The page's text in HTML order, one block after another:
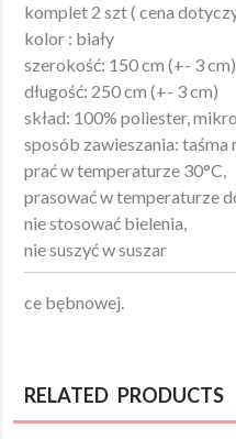
komplet 2 szt ( cena
kolor : biały
szerokość: 150 cm (+- 3 cm)
długość: 250 cm (+- 3 cm)
skład: 100% poliester,
sposób zawieszania: taśma
prać w temperaturze 30°C,
prasować w temperaturze
nie stosować bielenia,
nie suszyć w suszar
ce bębnowej.
RELATED PRODUCTS